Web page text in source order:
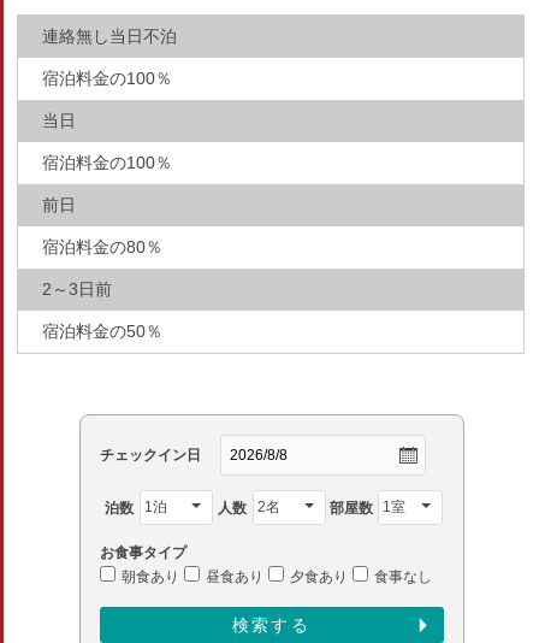
連絡無し当日不泊
宿泊料金の100％
当日
宿泊料金の100％
前日
宿泊料金の80％
2～3日前
宿泊料金の50％
チェックイン日
泊数 人数 部屋数
お食事タイプ
朝食あり
昼食あり 夕食あり 食事なし